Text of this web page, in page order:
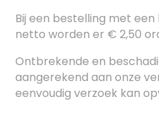
Bij een bestelling met
netto worden er € 2,50
Ontbrekende en
aangerekend aan onze
eenvoudig verzoek kan